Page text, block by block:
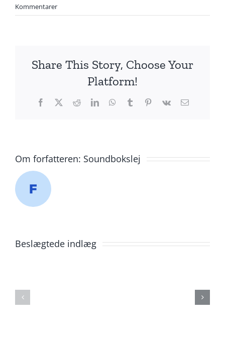
Kommentarer
Share This Story, Choose Your
Platform!
Facebook
X RedditLinkedInWhatsApp
TumblrPinterest
Vk
E-
Om forfatteren: Soundbokslej
Beslægtede indlæg
soundboks